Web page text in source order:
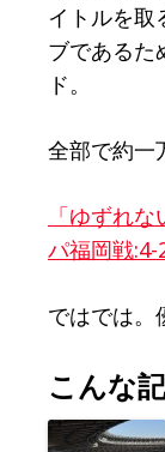
イトルを取
ブであるた
ド。
全部で約一
「ゆずれ
パ福岡戦:4-2
ではでは。
こんな